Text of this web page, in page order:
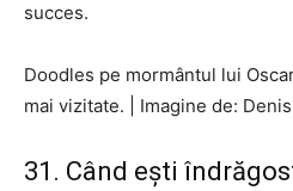
succes.
Doodles pe mormântul lui
mai vizitate.
Imagine de:
31. Când ești